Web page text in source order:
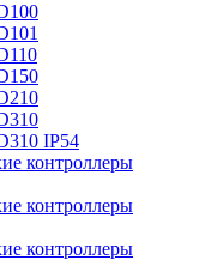
IP54
контроллеры
контроллеры
контроллеры